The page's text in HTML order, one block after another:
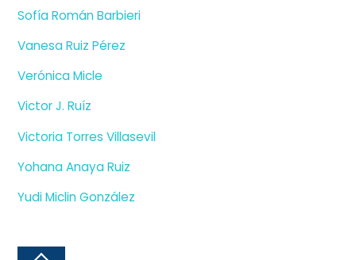
Sofía Román Barbieri
Vanesa Ruiz Pérez
Verónica Micle
Victor J. Ruíz
Victoria Torres Villasevil
Yohana Anaya Ruiz
Yudi Miclin González